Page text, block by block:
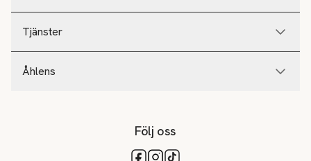
Tjänster
Åhlens
Följ oss